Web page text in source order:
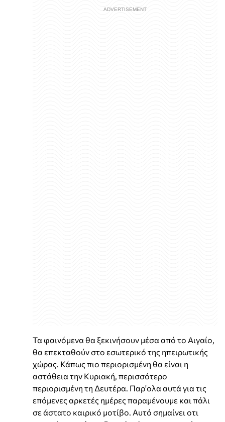
Τα φαινόμενα θα ξεκινήσουν μέσα από το Αιγαίο,
θα επεκταθούν στο εσωτερικό της ηπειρωτικής
χώρας. Κάπως πιο περιορισμένη θα είναι η
αστάθεια την Κυριακή, περισσότερο
περιορισμένη τη Δευτέρα. Παρ'ολα αυτά για τις
επόμενες αρκετές ημέρες παραμένουμε και πάλι
σε άστατο καιρικό μοτίβο. Αυτό σημαίνει οτι